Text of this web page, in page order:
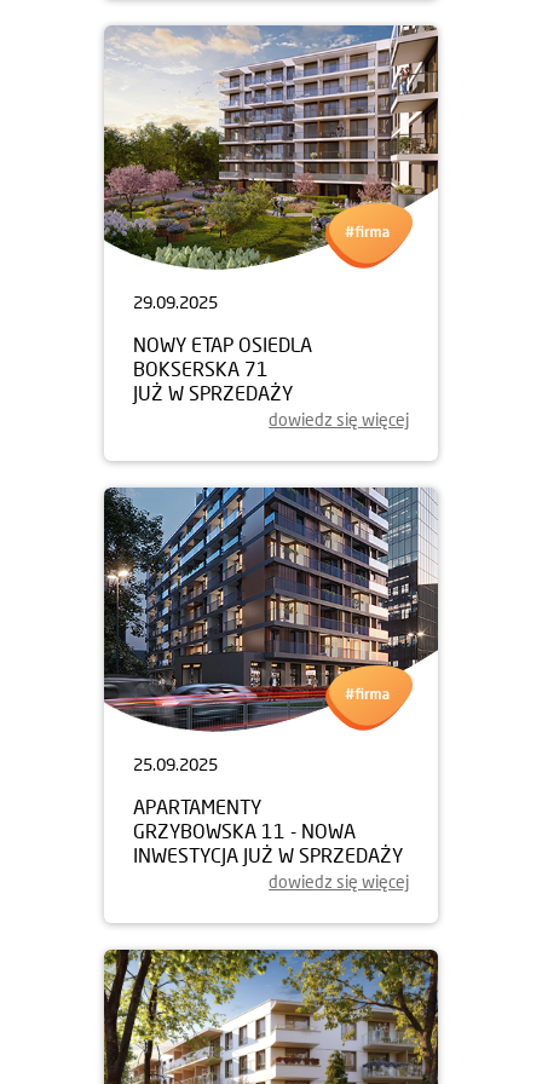
29.09.2025
NOWY ETAP OSIEDLA
BOKSERSKA 71
JUŻ W SPRZEDAŻY
dowiedz się więcej
25.09.2025
APARTAMENTY
GRZYBOWSKA 11 - NOWA
INWESTYCJA JUŻ W SPRZEDAŻY
dowiedz się więcej